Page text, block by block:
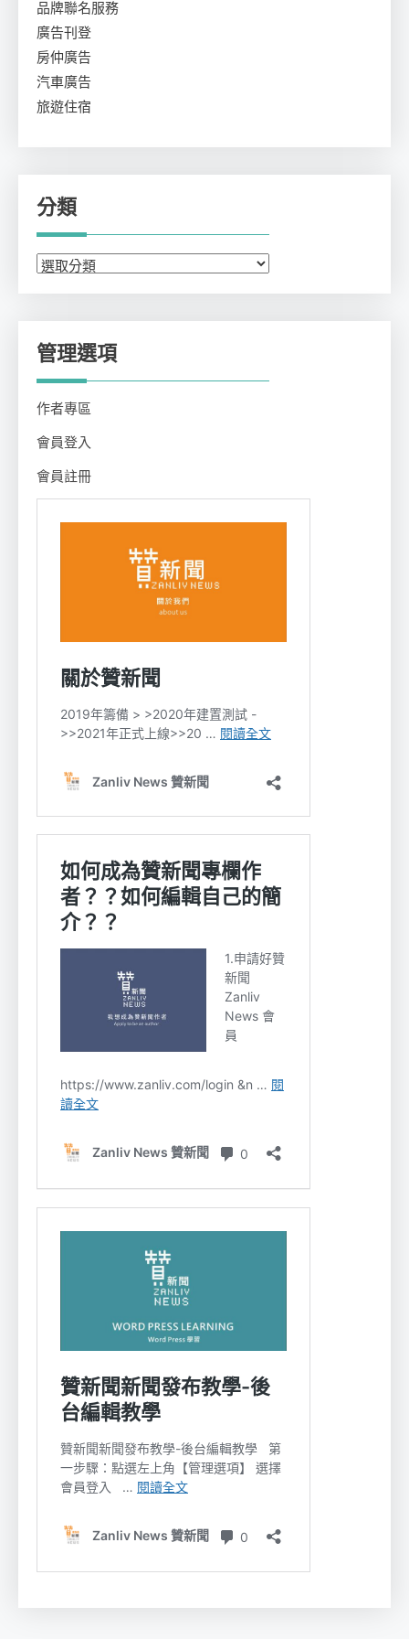
品牌聯名服務
廣告刊登
房仲廣告
汽車廣告
旅遊住宿
分類
分
管理選項
作者專區
會員登入
會員註冊